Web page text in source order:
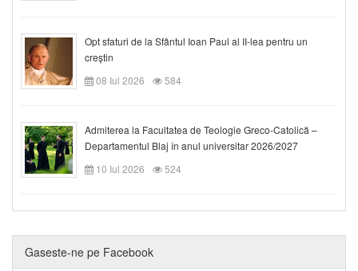
Opt sfaturi de la Sfântul Ioan Paul al II-lea pentru un
creștin
08 Iul 2026
584
Admiterea la Facultatea de Teologie Greco-Catolică –
Departamentul Blaj în anul universitar 2026/2027
10 Iul 2026
524
Gaseste-ne pe Facebook